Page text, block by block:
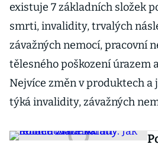
existuje 7 základních složek
smrti, invalidity, trvalých
závažných nemocí, pracovní
tělesného poškození úrazem
Nejvíce změn v produktech a
týká invalidity, závažných